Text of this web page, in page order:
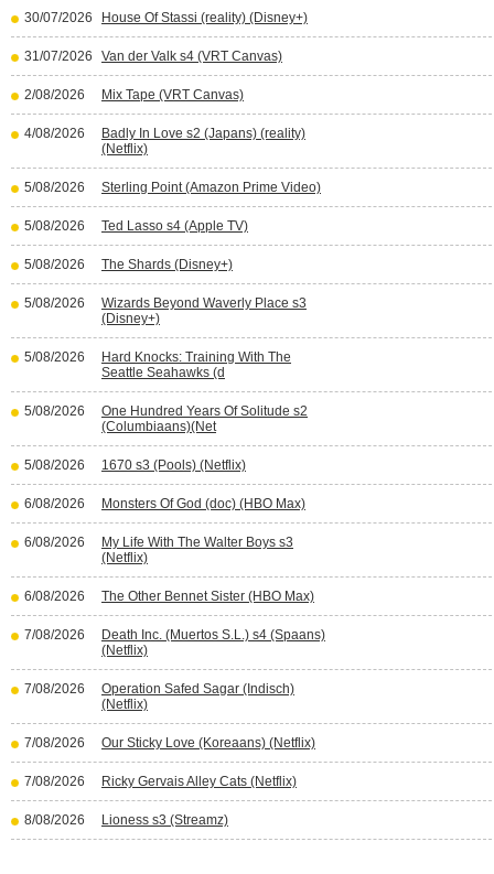
30/07/2026 House Of Stassi (reality) (Disney+)
31/07/2026 Van der Valk s4 (VRT Canvas)
2/08/2026 Mix Tape (VRT Canvas)
4/08/2026
Badly In Love s2 (Japans) (reality)
(Netflix)
5/08/2026 Sterling Point (Amazon Prime Video)
5/08/2026 Ted Lasso s4 (Apple TV)
5/08/2026 The Shards (Disney+)
5/08/2026
Wizards Beyond Waverly Place s3
(Disney+)
5/08/2026
Hard Knocks: Training With The
Seattle Seahawks (d
5/08/2026
One Hundred Years Of Solitude s2
(Columbiaans)(Net
5/08/2026 1670 s3 (Pools) (Netflix)
6/08/2026 Monsters Of God (doc) (HBO Max)
6/08/2026
My Life With The Walter Boys s3
(Netflix)
6/08/2026 The Other Bennet Sister (HBO Max)
7/08/2026
Death Inc. (Muertos S.L.) s4 (Spaans)
(Netflix)
7/08/2026
Operation Safed Sagar (Indisch)
(Netflix)
7/08/2026 Our Sticky Love (Koreaans) (Netflix)
7/08/2026 Ricky Gervais Alley Cats (Netflix)
8/08/2026 Lioness s3 (Streamz)